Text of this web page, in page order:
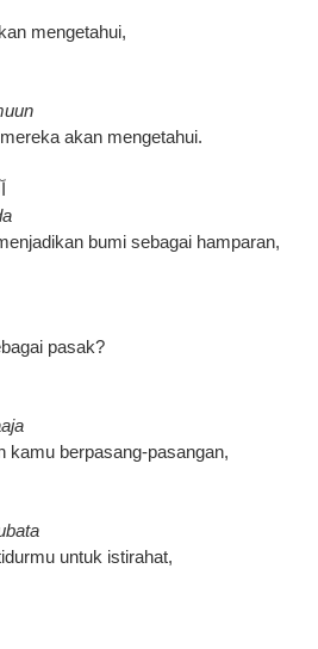
mengetahui,
akan mengetahui.
bumi sebagai hamparan,
pasak?
kamu berpasang-pasangan,
untuk istirahat,